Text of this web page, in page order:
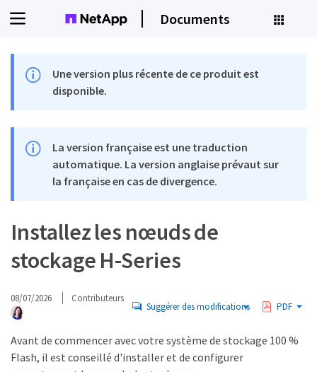
Documents
Une version plus récente de ce produit est
disponible.
La version française est une traduction
automatique. La version anglaise prévaut sur
la française en cas de divergence.
Installez les nœuds de
stockage H-Series
08/07/2026 Contributeurs
Suggérer des modifications PDF
Avant de commencer avec votre système de stockage 100 %
Flash, il est conseillé d'installer et de configurer